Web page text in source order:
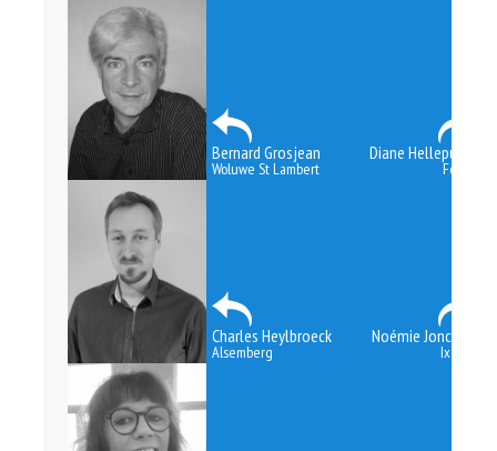
Bernard Grosjean
Woluwe St Lambert
Diane Helleputte
Forest
Charles Heylbroeck
Alsemberg
Noémie Jonckeer
Ixelles